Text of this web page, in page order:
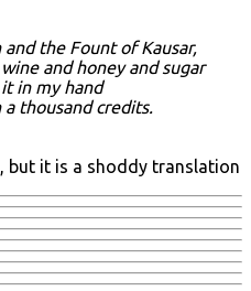
the Fount of Kausar,
and honey and sugar
in my hand
thousand credits.
but it is a shoddy translation